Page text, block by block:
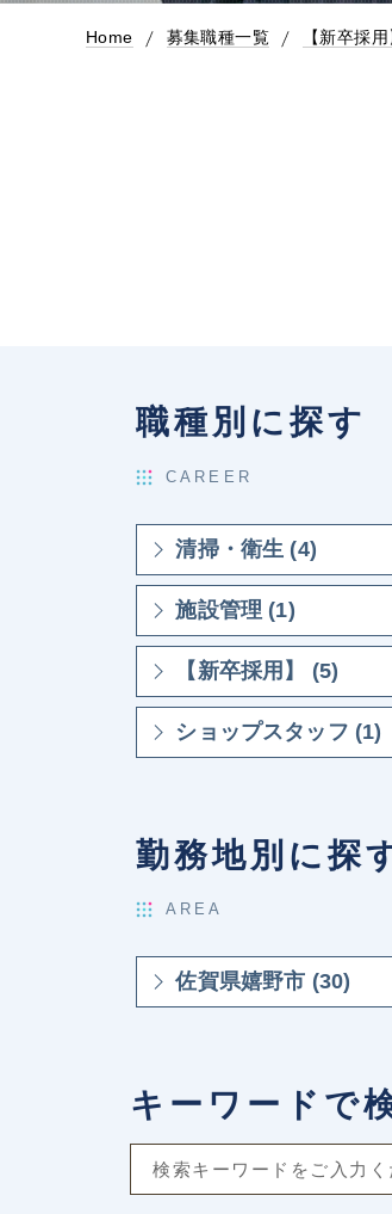
Home 募集職種一覧 【新卒採用
職種別に探す
CAREER
清掃・衛生 (4)
施設管理 (1)
【新卒採用】 (5)
ショップスタッフ (1)
勤務地別に探
AREA
佐賀県嬉野市 (30)
キーワードで